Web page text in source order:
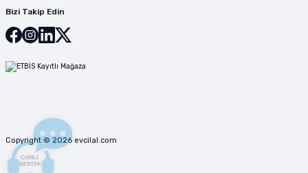
Bizi Takip Edin
Copyright © 2026 evcilal.com